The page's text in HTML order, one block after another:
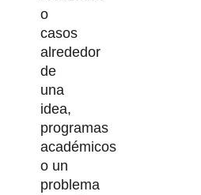
o
casos
alrededor
de
una
idea,
programas
académicos
o un
problema